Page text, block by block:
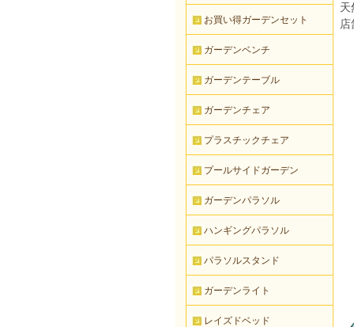
天
お買い得ガーデンセット
ガーデンベンチ
ガーデンテーブル
ガーデンチェア
プラスチックチェア
プールサイドガーデン
ガーデンパラソル
ハンギングパラソル
パラソルスタンド
ガーデンライト
レイズドベッド